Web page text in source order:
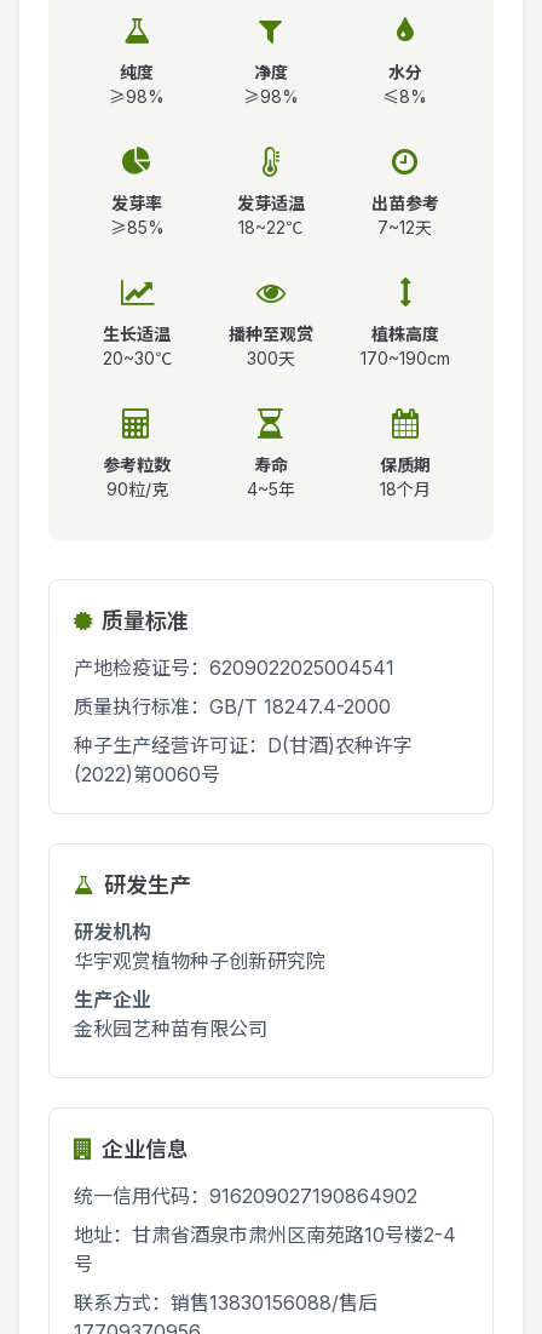
纯度
≥98%
净度
≥98%
水分
≤8%
发芽率
≥85%
发芽适温
18~22℃
出苗参考
7~12天
生长适温
20~30℃
播种至观赏
300天
植株高度
170~190cm
参考粒数
90粒/克
寿命
4~5年
保质期
18个月
质量标准
产地检疫证号：6209022025004541
质量执行标准：GB/T 18247.4-2000
种子生产经营许可证：D(甘酒)农种许字
(2022)第0060号
研发生产
研发机构
华宇观赏植物种子创新研究院
生产企业
金秋园艺种苗有限公司
企业信息
统一信用代码：916209027190864902
地址：甘肃省酒泉市肃州区南苑路10号楼2-4
号
联系方式：销售13830156088/售后